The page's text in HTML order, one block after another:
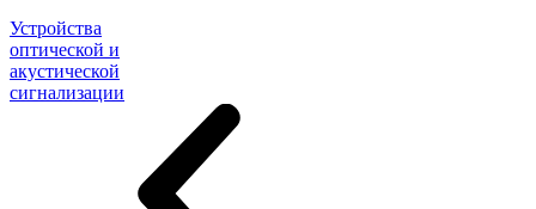
Устройства
оптической и
акустической
сигнализации